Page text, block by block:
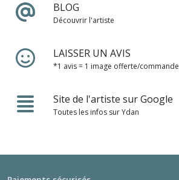
BLOG
Découvrir l'artiste
LAISSER UN AVIS
*1 avis = 1 image offerte/commande
Site de l'artiste sur Google
Toutes les infos sur Ydan